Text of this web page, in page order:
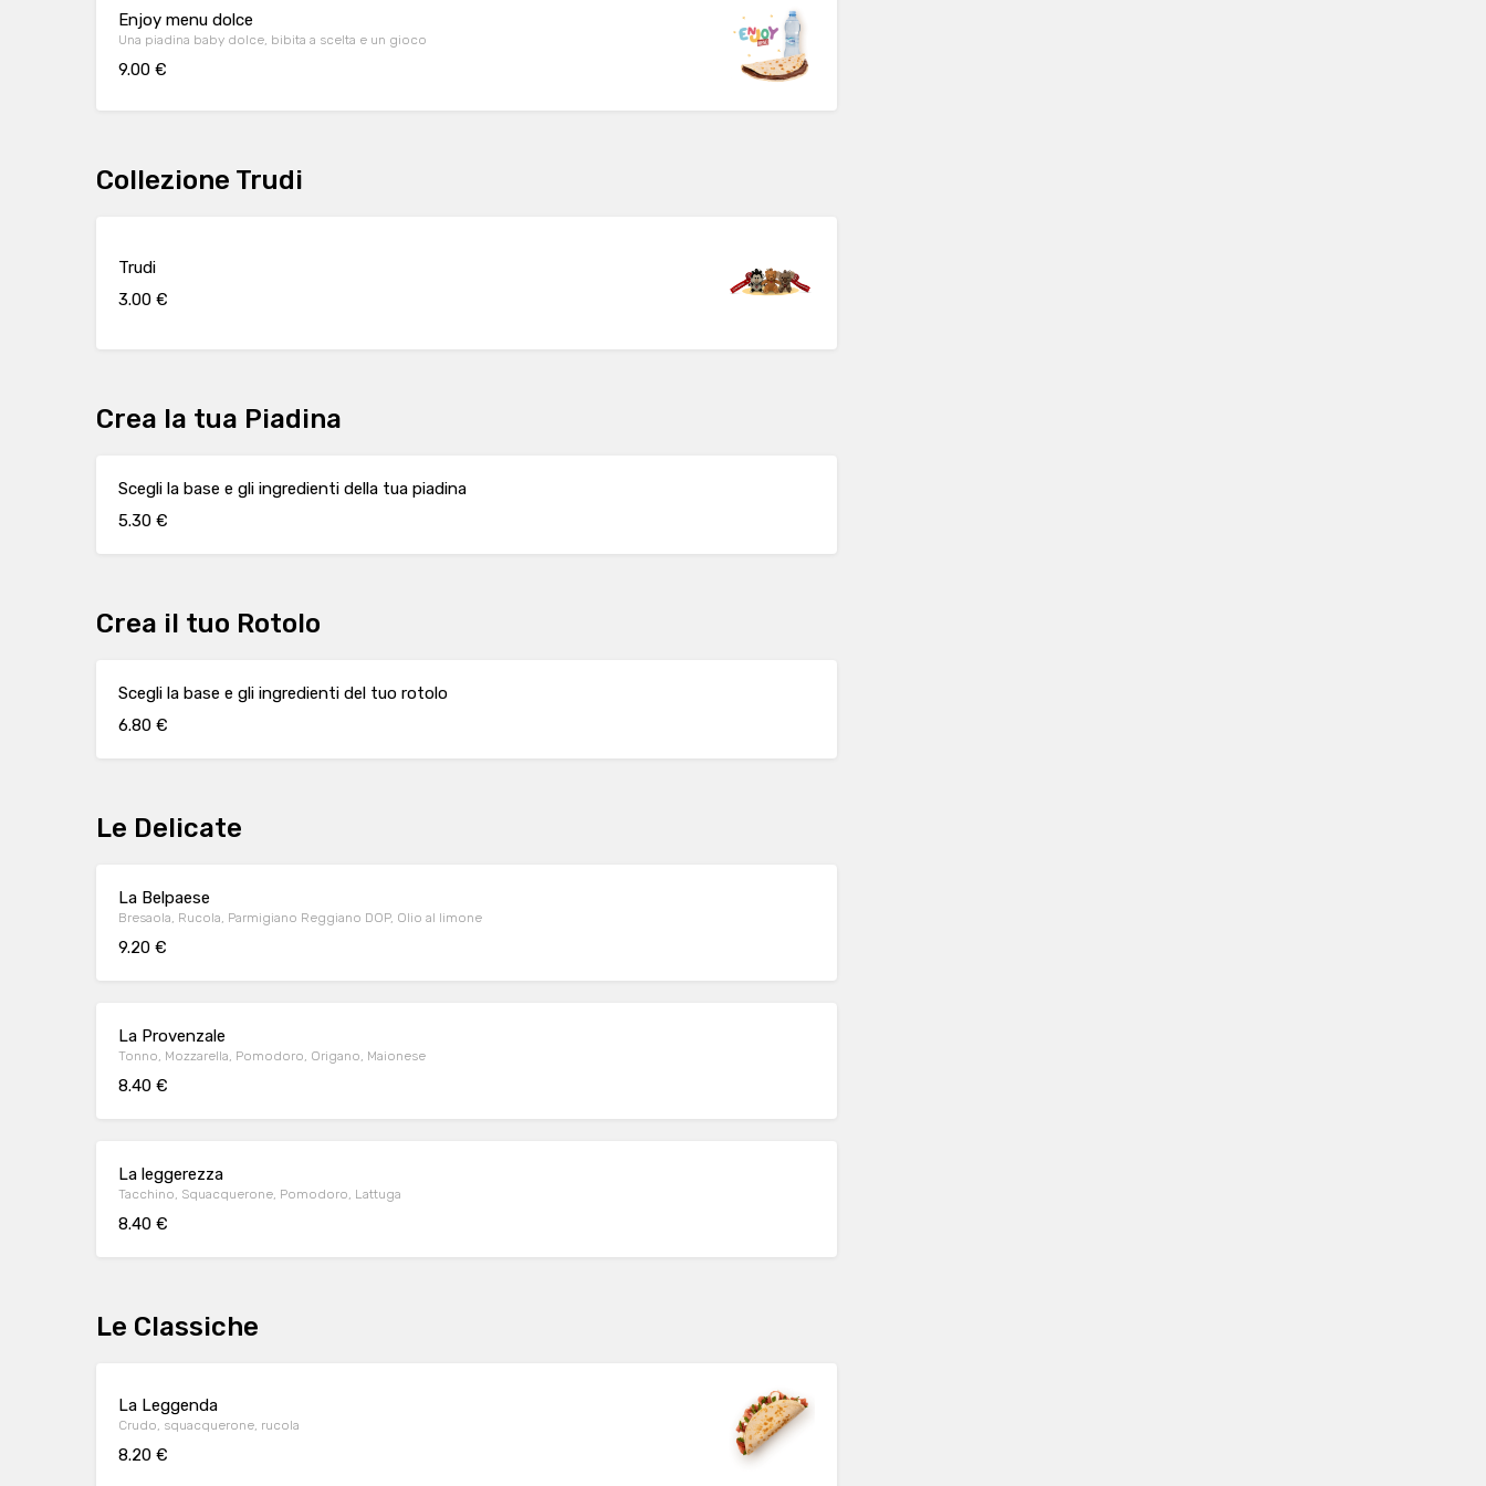
Enjoy menu dolce
Una piadina baby dolce, bibita a scelta e un gioco
9.00 €
Collezione Trudi
Trudi
3.00 €
Crea la tua Piadina
Scegli la base e gli ingredienti della tua piadina
5.30 €
Crea il tuo Rotolo
Scegli la base e gli ingredienti del tuo rotolo
6.80 €
Le Delicate
La Belpaese
Bresaola, Rucola, Parmigiano Reggiano DOP, Olio al limone
9.20 €
La Provenzale
Tonno, Mozzarella, Pomodoro, Origano, Maionese
8.40 €
La leggerezza
Tacchino, Squacquerone, Pomodoro, Lattuga
8.40 €
Le Classiche
La Leggenda
Crudo, squacquerone, rucola
8.20 €